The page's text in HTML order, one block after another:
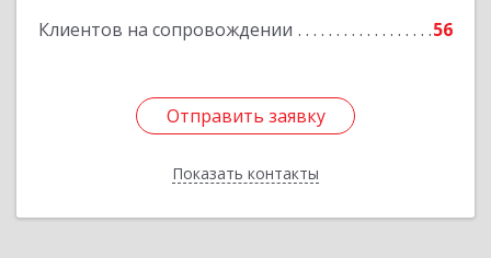
Клиентов на сопровождении 56
Отправить заявку
Показать контакты
Отправить заявку
Назад